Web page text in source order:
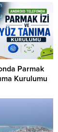
Parmak
Kurulumu